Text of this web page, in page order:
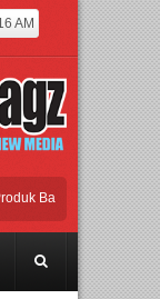
AM
dari Seluruh Dunia,
Housewares Asia